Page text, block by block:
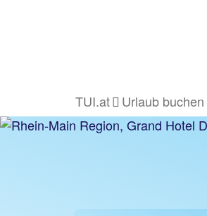
TUI.at Urlaub buchen